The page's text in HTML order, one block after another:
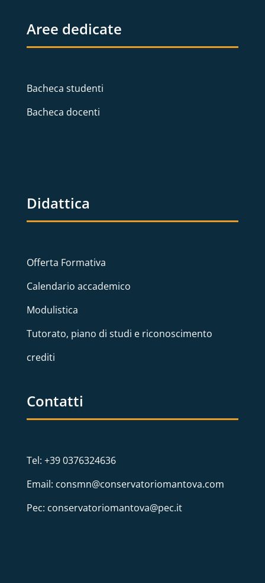
Aree dedicate
Bacheca studenti
Bacheca docenti
Didattica
Offerta Formativa
Calendario accademico
Modulistica
Tutorato, piano di studi e riconoscimento
crediti
Contatti
Tel: +39 0376324636
Email: consmn@conservatoriomantova.com
Pec: conservatoriomantova@pec.it